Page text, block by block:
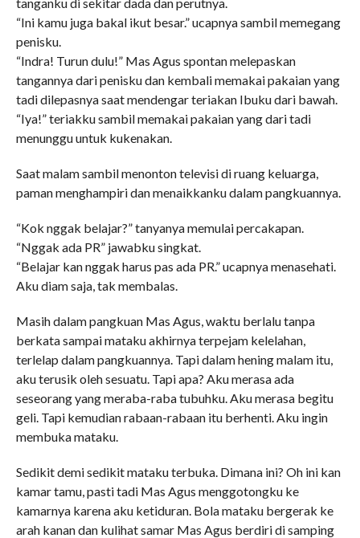
“Ini kamu juga bakal ikut besar.” ucapnya sambil memegang
penisku.
“Indra! Turun dulu!” Mas Agus spontan melepaskan
tangannya dari penisku dan kembali memakai pakaian yang
tadi dilepasnya saat mendengar teriakan Ibuku dari bawah.
“Iya!” teriakku sambil memakai pakaian yang dari tadi
menunggu untuk kukenakan.
Saat malam sambil menonton televisi di ruang keluarga,
paman menghampiri dan menaikkanku dalam pangkuannya.
“Kok nggak belajar?” tanyanya memulai percakapan.
“Nggak ada PR” jawabku singkat.
“Belajar kan nggak harus pas ada PR.” ucapnya menasehati.
Aku diam saja, tak membalas.
Masih dalam pangkuan Mas Agus, waktu berlalu tanpa
berkata sampai mataku akhirnya terpejam kelelahan,
terlelap dalam pangkuannya. Tapi dalam hening malam itu,
aku terusik oleh sesuatu. Tapi apa? Aku merasa ada
seseorang yang meraba-raba tubuhku. Aku merasa begitu
geli. Tapi kemudian rabaan-rabaan itu berhenti. Aku ingin
membuka mataku.
Sedikit demi sedikit mataku terbuka. Dimana ini? Oh ini kan
kamar tamu, pasti tadi Mas Agus menggotongku ke
kamarnya karena aku ketiduran. Bola mataku bergerak ke
arah kanan dan kulihat samar Mas Agus berdiri di samping